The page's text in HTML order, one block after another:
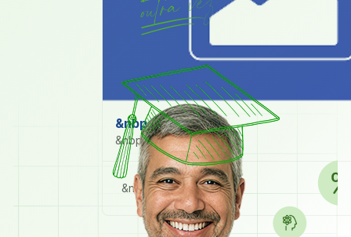
&nbps
&nbps
&nbps